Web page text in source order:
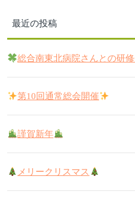
最近の投稿
総合南東北病院さんとの研
第10回通常総会開催
謹賀新年
メリークリスマス